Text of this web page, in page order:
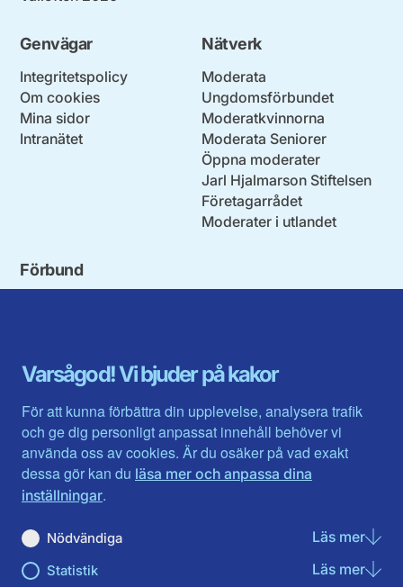
Varsågod! Vi bjuder på kakor
För att kunna förbättra din upplevelse, analysera trafik
och ge dig personligt anpassat innehåll behöver vi
använda oss av cookies. Är du osäker på vad exakt
dessa gör kan du läsa mer och anpassa dina
inställningar.
Nödvändiga Läs merom
Statistik Läs merom
Genvägar
Integritetspolicy
Om cookies
Mina sidor
Intranätet
Nätverk
Moderata
Ungdomsförbundet
Moderatkvinnorna
Moderata Seniorer
Öppna moderater
Jarl Hjalmarson Stiftelsen
Företagarrådet
Moderater i utlandet
Förbund
Gävleborg
Halland
Jämtlands län
Jönköpings län
Kalmar län
Kronobergs län
Norrbotten
Skåne län
Värmlands län
Västerbotten
Västra Götaland
Västernorrland
Västmanland
Örebro län
Östergötland
Du hittar oss här på sociala medier